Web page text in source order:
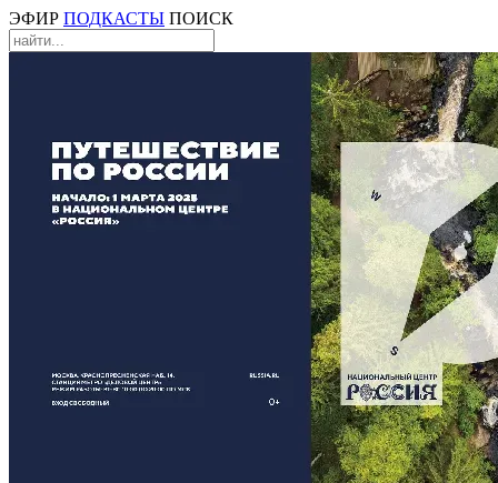
ЭФИР ПОДКАСТЫ ПОИСК